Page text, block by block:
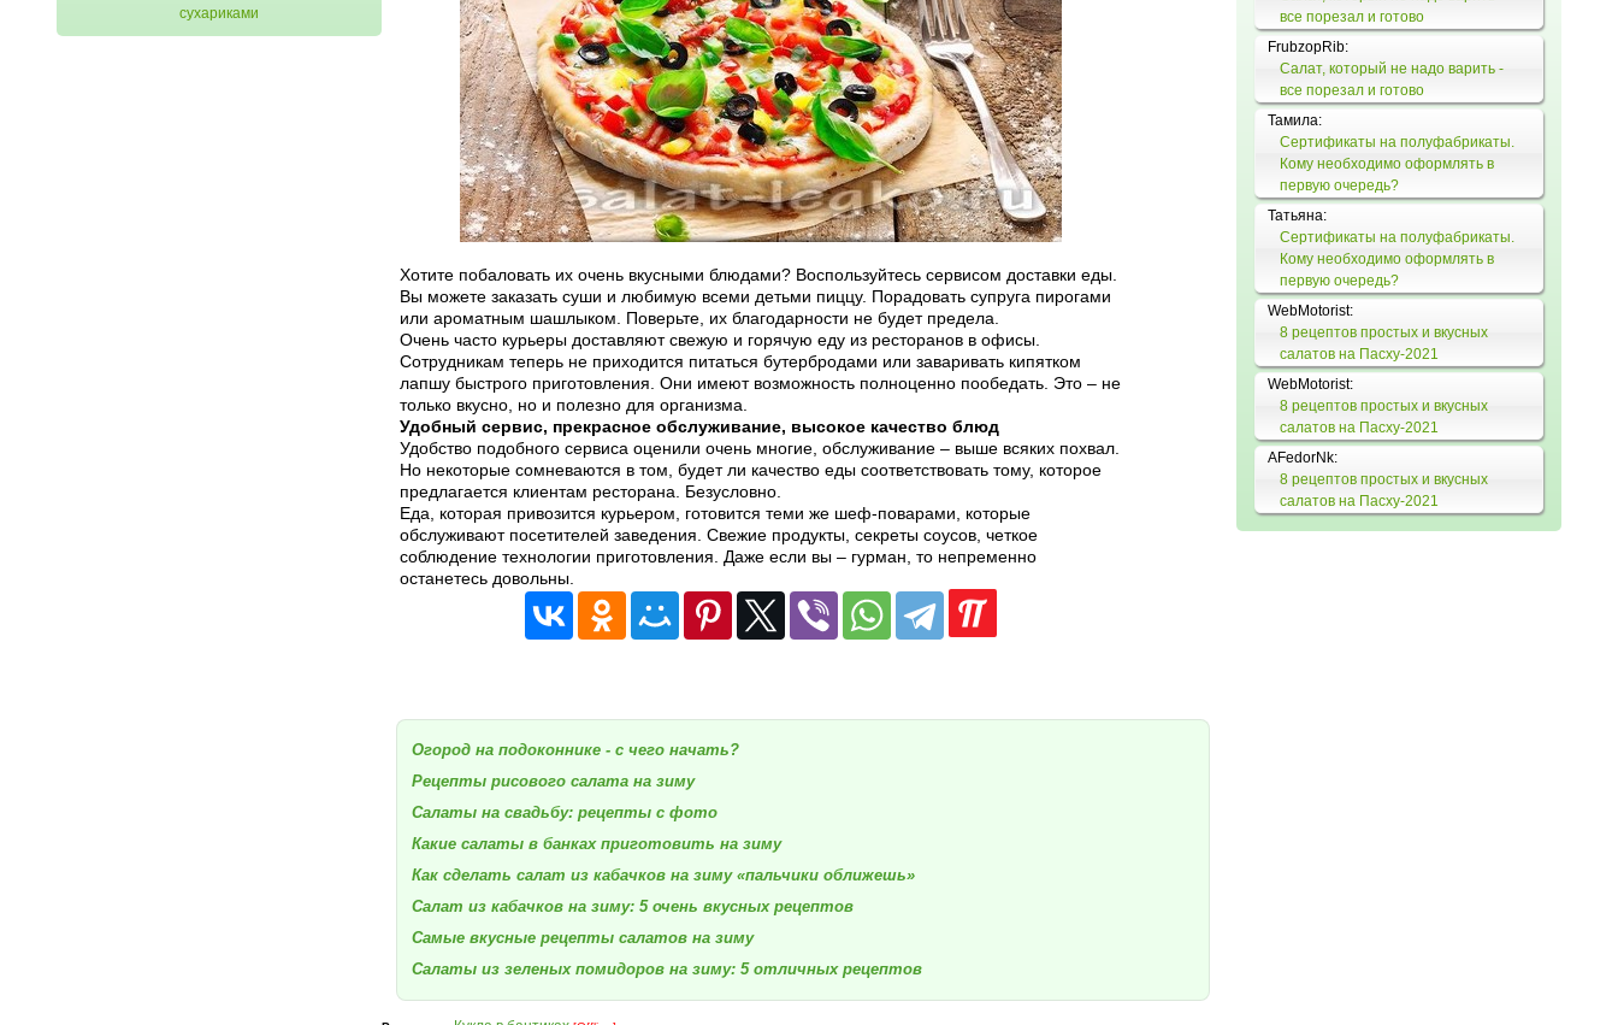
Хотите побаловать их очень вкусными блюдами? Воспользуйтесь сервисом доставки еды.
Вы можете заказать суши и любимую всеми детьми пиццу. Порадовать супруга пирогами
или ароматным шашлыком. Поверьте, их благодарности не будет предела.
Очень часто курьеры доставляют свежую и горячую еду из ресторанов в офисы.
Сотрудникам теперь не приходится питаться бутербродами или заваривать кипятком
лапшу быстрого приготовления. Они имеют возможность полноценно пообедать. Это – не
только вкусно, но и полезно для организма.
Удобный сервис, прекрасное обслуживание, высокое качество блюд
Удобство подобного сервиса оценили очень многие, обслуживание – выше всяких похвал.
Но некоторые сомневаются в том, будет ли качество еды соответствовать тому, которое
предлагается клиентам ресторана. Безусловно.
Еда, которая привозится курьером, готовится теми же шеф-поварами, которые
обслуживают посетителей заведения. Свежие продукты, секреты соусов, четкое
соблюдение технологии приготовления. Даже если вы – гурман, то непременно
останетесь довольны.
Огород на подоконнике - с чего начать?
Рецепты рисового салата на зиму
Салаты на свадьбу: рецепты с фото
Какие салаты в банках приготовить на зиму
Как сделать салат из кабачков на зиму «пальчики оближешь»
Салат из кабачков на зиму: 5 очень вкусных рецептов
Самые вкусные рецепты салатов на зиму
Салаты из зеленых помидоров на зиму: 5 отличных рецептов
сухариками
все порезал и готово
FrubzopRib:
Салат, который не надо варить -
все порезал и готово
Тамила:
Сертификаты на полуфабрикаты.
Кому необходимо оформлять в
первую очередь?
Татьяна:
Сертификаты на полуфабрикаты.
Кому необходимо оформлять в
первую очередь?
WebMotorist:
8 рецептов простых и вкусных
салатов на Пасху-2021
WebMotorist:
8 рецептов простых и вкусных
салатов на Пасху-2021
AFedorNk:
8 рецептов простых и вкусных
салатов на Пасху-2021